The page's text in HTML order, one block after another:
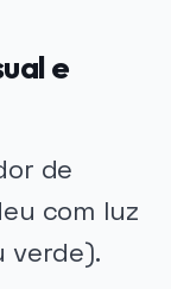
e
de
com luz
verde).